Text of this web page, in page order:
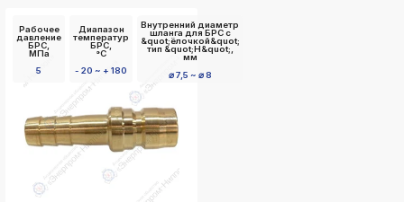
Рабочее
давление
БРС,
МПа
5
Диапазон
температур
БРС,
°C
- 20 ~ + 180
Внутренний диаметр
шланга для БРС с
&quot;ёлочкой&quot;
тип &quot;Н&quot;,
мм
⌀ 7,5 ~ ⌀ 8